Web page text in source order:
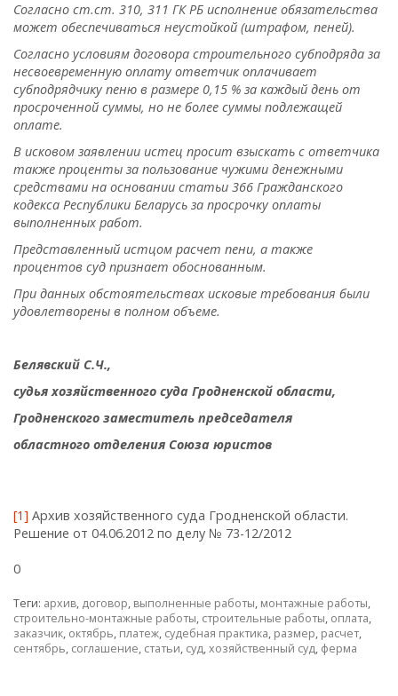
Согласно ст.ст. 310, 311 ГК РБ исполнение обязательства
может обеспечиваться неустойкой (штрафом, пеней).
Согласно условиям договора строительного субподряда за
несвоевременную оплату ответчик оплачивает
субподрядчику пеню в размере 0,15 % за каждый день от
просроченной суммы, но не более суммы подлежащей
оплате.
В исковом заявлении истец просит взыскать с ответчика
также проценты за пользование чужими денежными
средствами на основании статьи 366 Гражданского
кодекса Республики Беларусь за просрочку оплаты
выполненных работ.
Представленный истцом расчет пени, а также
процентов суд признает обоснованным.
При данных обстоятельствах исковые требования были
удовлетворены в полном объеме.
Белявский С.Ч.,
судья хозяйственного суда Гродненской области,
Гродненского заместитель председателя
областного отделения Союза юристов
[1] Архив хозяйственного суда Гродненской области.
Решение от 04.06.2012 по делу № 73-12/2012
0
Теги: архив, договор, выполненные работы, монтажные работы,
строительно-монтажные работы, строительные работы, оплата,
заказчик, октябрь, платеж, судебная практика, размер, расчет,
сентябрь, соглашение, статьи, суд,хозяйственный суд, ферма